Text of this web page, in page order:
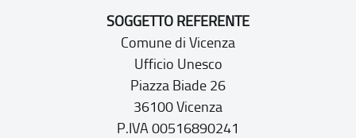
SOGGETTO REFERENTE
Comune di Vicenza
Ufficio Unesco
Piazza Biade 26
36100 Vicenza
P.IVA 00516890241